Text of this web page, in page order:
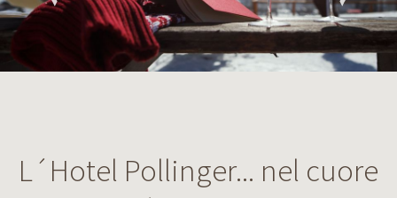
L´Hotel Pollinger... nel cuore